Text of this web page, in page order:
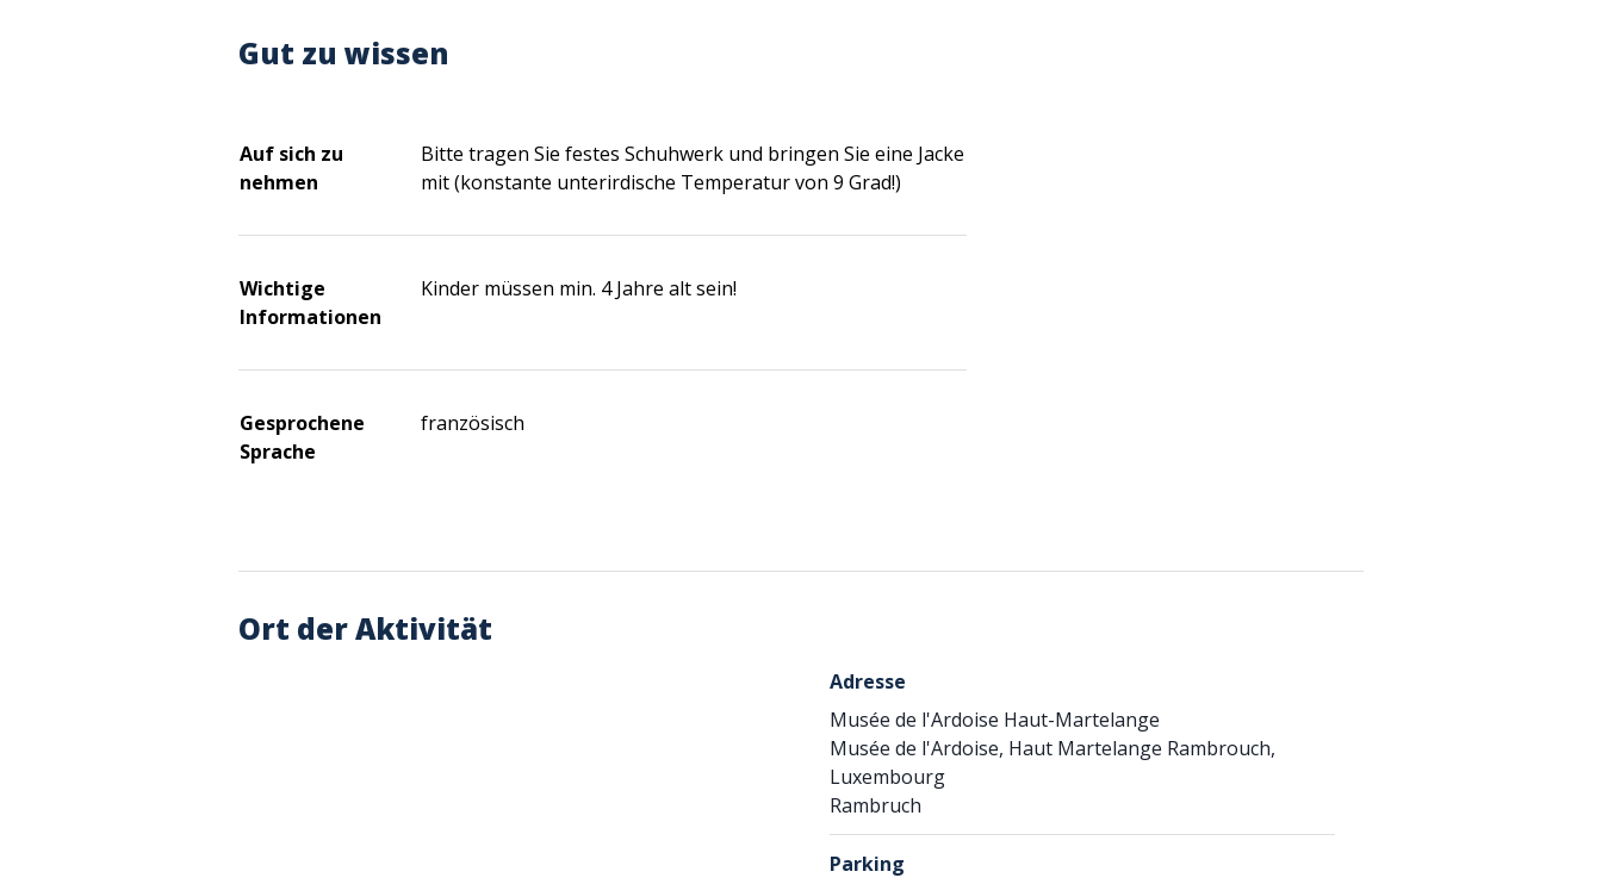
Gut zu wissen
Auf sich zu
nehmen
Bitte tragen Sie festes Schuhwerk und bringen Sie eine Jacke
mit (konstante unterirdische Temperatur von 9 Grad!)
Wichtige
Informationen
Kinder müssen min. 4 Jahre alt sein!
Gesprochene
Sprache
französisch
Ort der Aktivität
Adresse
Musée de l'Ardoise Haut-Martelange
Musée de l'Ardoise, Haut Martelange Rambrouch,
Luxembourg
Rambruch
Parking